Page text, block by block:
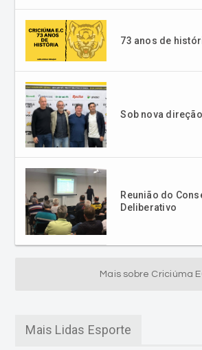
73 anos de
Sob nova direção
Reunião do
Deliberativo
Mais sobre Criciúma
Mais Lidas Esporte